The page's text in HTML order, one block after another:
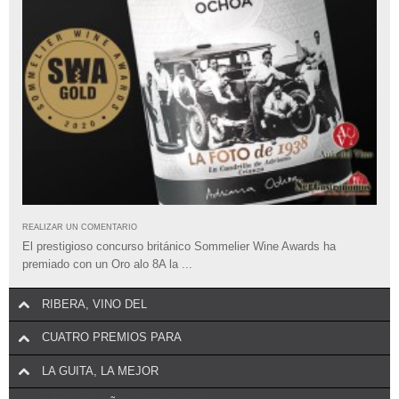
REALIZAR UN COMENTARIO
El prestigioso concurso británico Sommelier Wine Awards ha
premiado con un Oro alo 8A la ...
RIBERA, VINO DEL
CUATRO PREMIOS PARA
LA GUITA, LA MEJOR